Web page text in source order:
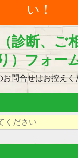
い！
診断、ご
）フォー
お問合せはお控えく